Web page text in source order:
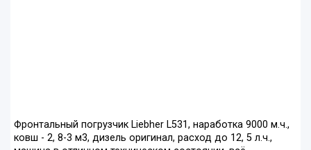
Фронтальный погрузчик Liebher L531, наработка 9000 м.ч.,
ковш - 2, 8-3 м3, дизель оригинал, расход до 12, 5 л.ч.,